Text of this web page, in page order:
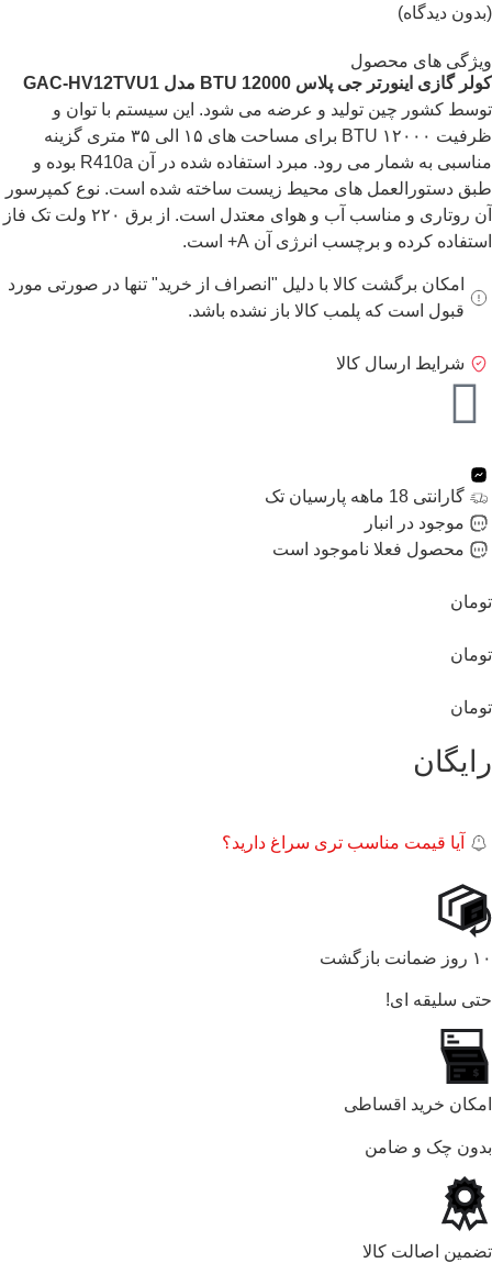
(بدون دیدگاه)
ویژگی های محصول
کولر گازی اینورتر جی پلاس 12000
BTU مدل GAC-HV12TVU1
توسط کشور چین تولید و عرضه می شود.‌ این سیستم با توان و
ظرفیت ۱۲۰۰۰ BTU برای مساحت های ۱۵ الی ۳۵ متری گزینه
مناسبی به شمار می رود. مبرد استفاده شده در آن R410a بوده و
طبق دستورالعمل های محیط زیست ساخته شده است. نوع کمپرسور
آن روتاری و مناسب آب و هوای معتدل است. از برق ۲۲۰ ولت تک فاز
استفاده کرده و برچسب انرژی آن A+ است.‌
امکان برگشت کالا با دلیل "انصراف از خرید" تنها در صورتی مورد
قبول است که پلمب کالا باز نشده باشد.
شرایط ارسال کالا
گارانتی 18 ماهه پارسیان تک
موجود در انبار
محصول فعلا ناموجود است
تومان
تومان
تومان
رایگان
آیا قیمت مناسب تری سراغ دارید؟
۱۰ روز ضمانت بازگشت
حتی سلیقه ای!
امکان خرید اقساطی
بدون چک و ضامن
تضمین اصالت کالا